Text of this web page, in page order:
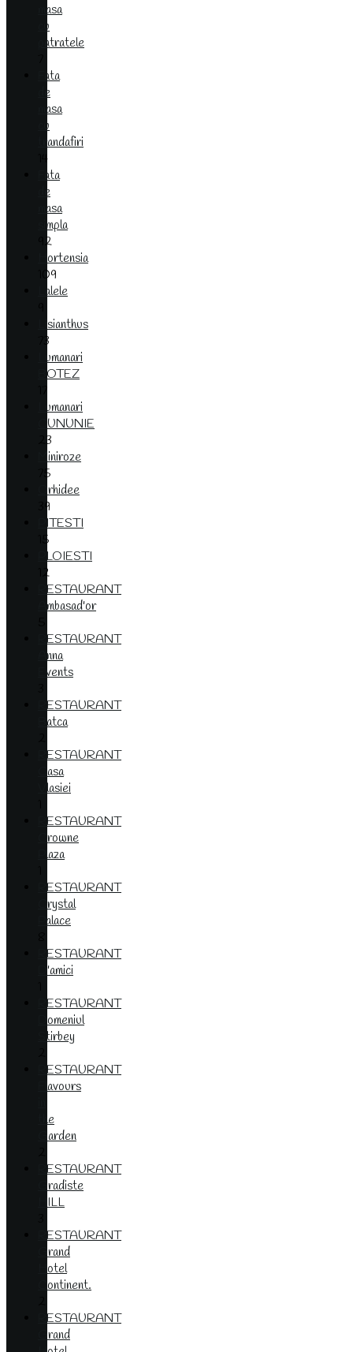
masa
cu
patratele
Fata
de
masa
cu
trandafiri
14
Fata
de
masa
simpla
92
Hortensia
109
Lalele
Lisianthus
73
Lumanari
BOTEZ
Lumanari
CUNUNIE
23
Miniroze
75
Orhidee
39
PITESTI
15
PLOIESTI
12
RESTAURANT
Ambasad'or
RESTAURANT
Anna
Events
RESTAURANT
Batca
RESTAURANT
Casa
Vlasiei
RESTAURANT
Crowne
Plaza
RESTAURANT
Crystal
Palace
RESTAURANT
D'amici
RESTAURANT
Domeniul
Stirbey
RESTAURANT
Flavours
the
Garden
RESTAURANT
Gradiste
HILL
RESTAURANT
Grand
Hotel
Continent.
RESTAURANT
Grand